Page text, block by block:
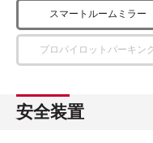
スマートルームミラー
プロパイロットパーキン
安全装置